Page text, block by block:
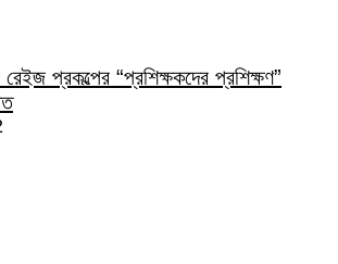
প্রকল্পের “প্রশিক্ষকদের প্রশিক্ষণ”